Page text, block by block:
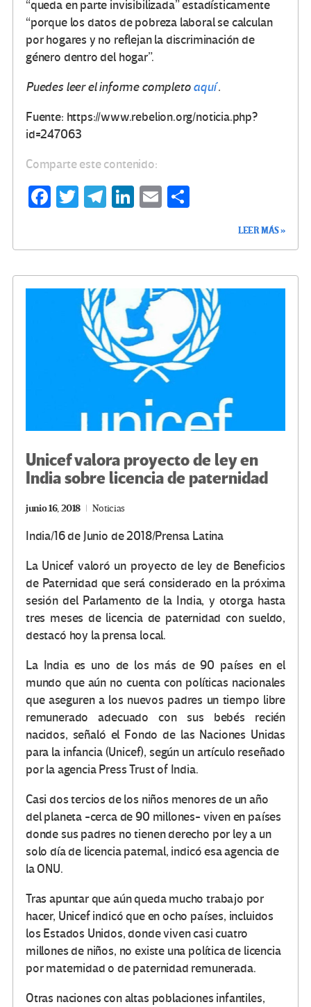
“queda en parte invisibilizada” estadísticamente
“porque los datos de pobreza laboral se calculan
por hogares y no reflejan la discriminación de
género dentro del hogar”.
Puedes leer el informe completoaquí.
Fuente: https://www.rebelion.org/noticia.php?
id=247063
Comparte este contenido:
Fa
o
T
Te
m
Li
n
E
ar
tir
LEER MÁS »
Unicef valora proyecto de ley en
India sobre licencia de paternidad
junio 16, 2018 Noticias
India/16 de Junio de 2018/Prensa Latina
La Unicef valoró un proyecto de ley de Beneficios
de Paternidad que será considerado en la próxima
sesión del Parlamento de la India, y otorga hasta
tres meses de licencia de paternidad con sueldo,
destacó hoy la prensa local.
La India es uno de los más de 90 países en el
mundo que aún no cuenta con políticas nacionales
que aseguren a los nuevos padres un tiempo libre
remunerado adecuado con sus bebés recién
nacidos, señaló el Fondo de las Naciones Unidas
para la infancia (Unicef), según un artículo reseñado
por la agencia Press Trust of India.
Casi dos tercios de los niños menores de un año
del planeta -cerca de 90 millones- viven en países
donde sus padres no tienen derecho por ley a un
solo día de licencia paternal, indicó esa agencia de
la ONU.
Tras apuntar que aún queda mucho trabajo por
hacer, Unicef indicó que en ocho países, incluidos
los Estados Unidos, donde viven casi cuatro
millones de niños, no existe una política de licencia
por maternidad o de paternidad remunerada.
Otras naciones con altas poblaciones infantiles,